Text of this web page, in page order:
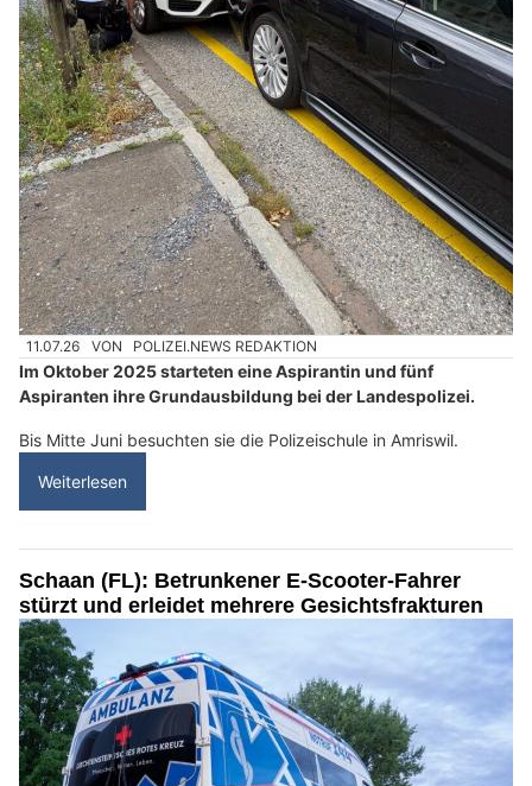
11.07.26 VON POLIZEI.NEWS REDAKTION
Im Oktober 2025 starteten eine Aspirantin und fünf
Aspiranten ihre Grundausbildung bei der Landespolizei.
Bis Mitte Juni besuchten sie die Polizeischule in Amriswil.
Weiterlesen
Schaan (FL): Betrunkener E-Scooter-Fahrer
stürzt und erleidet mehrere Gesichtsfrakturen